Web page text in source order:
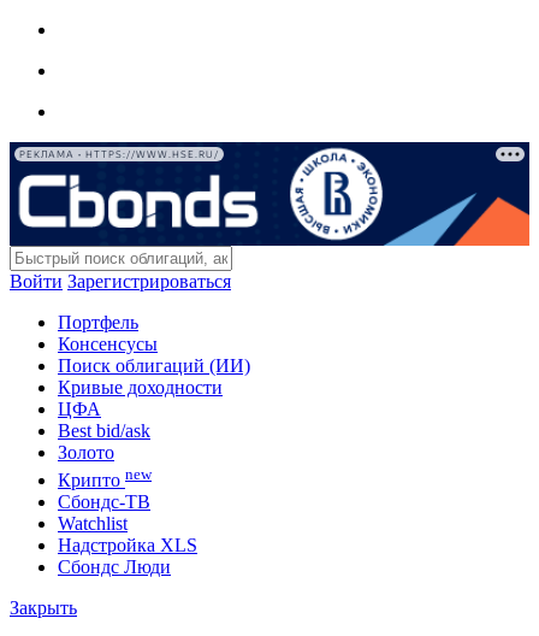
РЕКЛАМА • HTTPS://WWW.HSE.RU/
Войти Зарегистрироваться
Портфель
Консенсусы
Поиск облигаций (ИИ)
Кривые доходности
ЦФА
Best bid/ask
Золото
Крипто new
Сбондс-ТВ
Watchlist
Надстройка XLS
Сбондс Люди
Закрыть